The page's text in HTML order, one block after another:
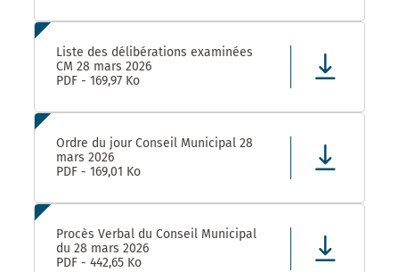
Liste des délibérations examinées
CM 28 mars 2026
PDF - 169,97 Ko
Ordre du jour Conseil Municipal 28
mars 2026
PDF - 169,01 Ko
Procès Verbal du Conseil Municipal
du 28 mars 2026
PDF - 442,65 Ko